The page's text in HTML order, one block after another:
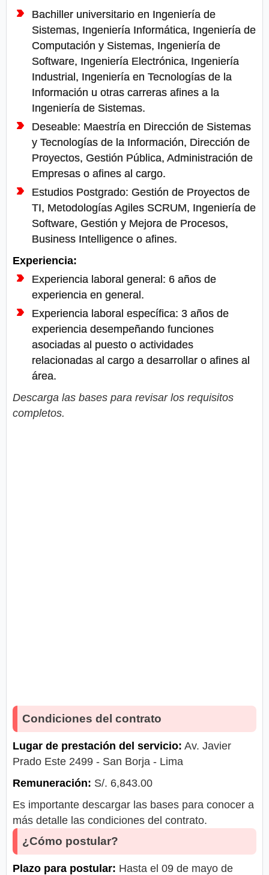
Bachiller universitario en Ingeniería de
Sistemas, Ingeniería Informática, Ingeniería de
Computación y Sistemas, Ingeniería de
Software, Ingeniería Electrónica, Ingeniería
Industrial, Ingeniería en Tecnologías de la
Información u otras carreras afines a la
Ingeniería de Sistemas.
Deseable: Maestría en Dirección de Sistemas
y Tecnologías de la Información, Dirección de
Proyectos, Gestión Pública, Administración de
Empresas o afines al cargo.
Estudios Postgrado: Gestión de Proyectos de
TI, Metodologías Agiles SCRUM, Ingeniería de
Software, Gestión y Mejora de Procesos,
Business Intelligence o afines.
Experiencia:
Experiencia laboral general: 6 años de
experiencia en general.
Experiencia laboral específica: 3 años de
experiencia desempeñando funciones
asociadas al puesto o actividades
relacionadas al cargo a desarrollar o afines al
área.
Descarga las bases para revisar los requisitos
completos.
Condiciones del contrato
Lugar de prestación del servicio: Av. Javier
Prado Este 2499 - San Borja - Lima
Remuneración: S/. 6,843.00
Es importante descargar las bases para conocer a
más detalle las condiciones del contrato.
¿Cómo postular?
Plazo para postular: Hasta el 09 de mayo de